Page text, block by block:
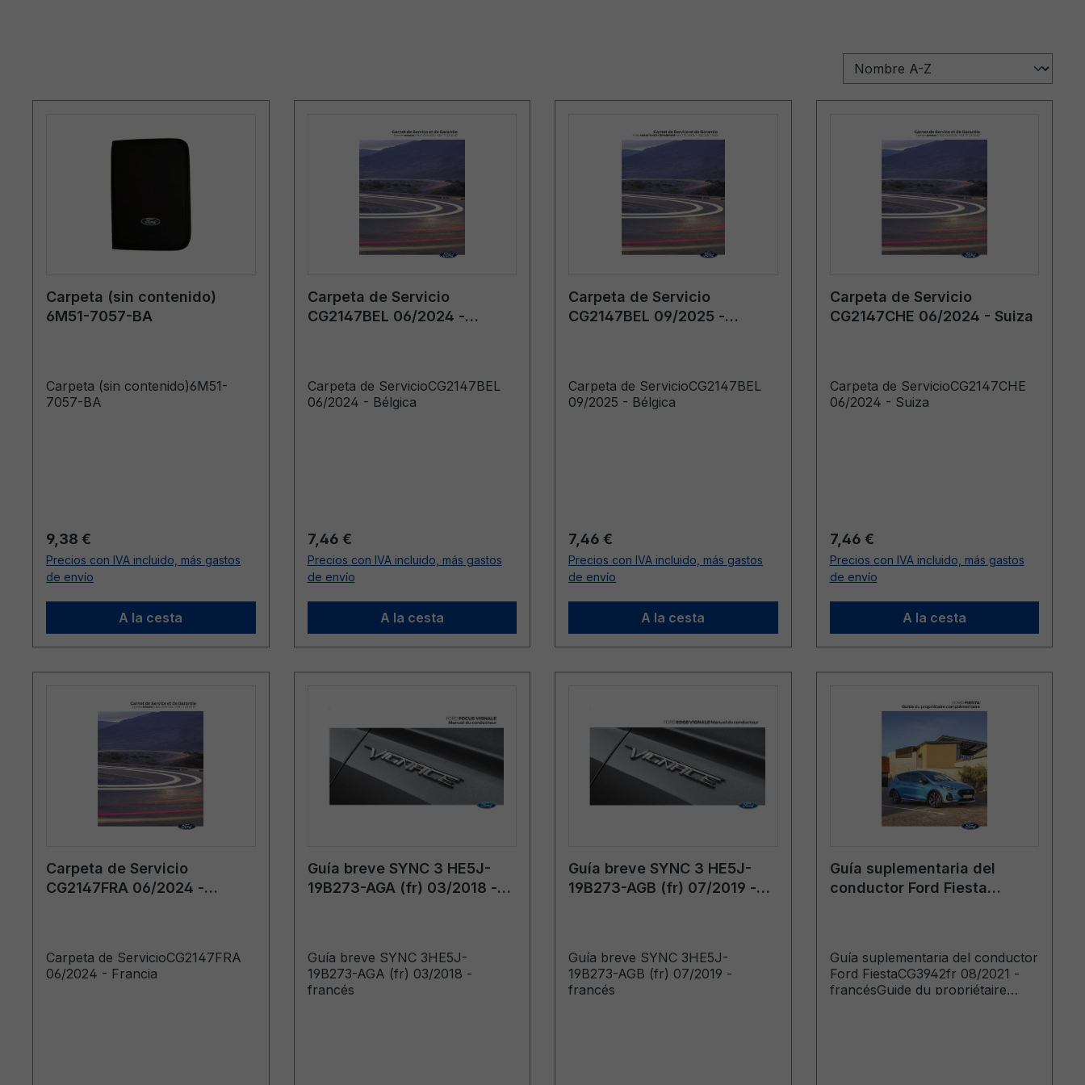
Carpeta (sin contenido)
6M51-7057-BA
Carpeta (sin contenido)6M51-
7057-BA
Precio normal:
9,38 €
Precios con IVA incluido, más gastos
de envío
A la cesta
Carpeta de Servicio
CG2147BEL 06/2024 -
Carpeta de ServicioCG2147BEL
06/2024 - Bélgica
Precio normal:
7,46 €
Precios con IVA incluido, más gastos
de envío
A la cesta
Carpeta de Servicio
CG2147BEL 09/2025 -
Carpeta de ServicioCG2147BEL
09/2025 - Bélgica
Precio normal:
7,46 €
Precios con IVA incluido, más gastos
de envío
A la cesta
Carpeta de Servicio
CG2147CHE 06/2024 - Suiza
Carpeta de ServicioCG2147CHE
06/2024 - Suiza
Precio normal:
7,46 €
Precios con IVA incluido, más gastos
de envío
A la cesta
Carpeta de Servicio
CG2147FRA 06/2024 -
Carpeta de ServicioCG2147FRA
06/2024 - Francia
Guía breve SYNC 3 HE5J-
19B273-AGA (fr) 03/2018 -
Guía breve SYNC 3HE5J-
19B273-AGA (fr) 03/2018 -
francés
Guía breve SYNC 3 HE5J-
19B273-AGB (fr) 07/2019 -
Guía breve SYNC 3HE5J-
19B273-AGB (fr) 07/2019 -
francés
Guía suplementaria del
conductor Ford Fiesta
Guía suplementaria del conductor
Ford FiestaCG3942fr 08/2021 -
francésGuide du propriétaire